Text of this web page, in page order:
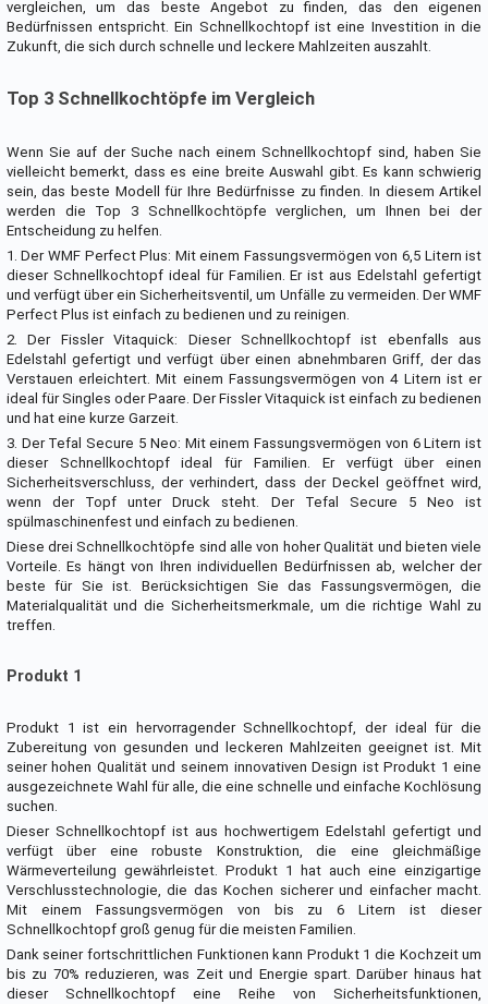
vergleichen, um das beste Angebot zu finden, das den eigenen
Bedürfnissen entspricht. Ein Schnellkochtopf ist eine Investition in die
Zukunft, die sich durch schnelle und leckere Mahlzeiten auszahlt.
Top 3 Schnellkochtöpfe im Vergleich
Wenn Sie auf der Suche nach einem Schnellkochtopf sind, haben Sie
vielleicht bemerkt, dass es eine breite Auswahl gibt. Es kann schwierig
sein, das beste Modell für Ihre Bedürfnisse zu finden. In diesem Artikel
werden die Top 3 Schnellkochtöpfe verglichen, um Ihnen bei der
Entscheidung zu helfen.
1. Der WMF Perfect Plus: Mit einem Fassungsvermögen von 6,5 Litern ist
dieser Schnellkochtopf ideal für Familien. Er ist aus Edelstahl gefertigt
und verfügt über ein Sicherheitsventil, um Unfälle zu vermeiden. Der WMF
Perfect Plus ist einfach zu bedienen und zu reinigen.
2. Der Fissler Vitaquick: Dieser Schnellkochtopf ist ebenfalls aus
Edelstahl gefertigt und verfügt über einen abnehmbaren Griff, der das
Verstauen erleichtert. Mit einem Fassungsvermögen von 4 Litern ist er
ideal für Singles oder Paare. Der Fissler Vitaquick ist einfach zu bedienen
und hat eine kurze Garzeit.
3. Der Tefal Secure 5 Neo: Mit einem Fassungsvermögen von 6 Litern ist
dieser Schnellkochtopf ideal für Familien. Er verfügt über einen
Sicherheitsverschluss, der verhindert, dass der Deckel geöffnet wird,
wenn der Topf unter Druck steht. Der Tefal Secure 5 Neo ist
spülmaschinenfest und einfach zu bedienen.
Diese drei Schnellkochtöpfe sind alle von hoher Qualität und bieten viele
Vorteile. Es hängt von Ihren individuellen Bedürfnissen ab, welcher der
beste für Sie ist. Berücksichtigen Sie das Fassungsvermögen, die
Materialqualität und die Sicherheitsmerkmale, um die richtige Wahl zu
treffen.
Produkt 1
Produkt 1 ist ein hervorragender Schnellkochtopf, der ideal für die
Zubereitung von gesunden und leckeren Mahlzeiten geeignet ist. Mit
seiner hohen Qualität und seinem innovativen Design ist Produkt 1 eine
ausgezeichnete Wahl für alle, die eine schnelle und einfache Kochlösung
suchen.
Dieser Schnellkochtopf ist aus hochwertigem Edelstahl gefertigt und
verfügt über eine robuste Konstruktion, die eine gleichmäßige
Wärmeverteilung gewährleistet. Produkt 1 hat auch eine einzigartige
Verschlusstechnologie, die das Kochen sicherer und einfacher macht.
Mit einem Fassungsvermögen von bis zu 6 Litern ist dieser
Schnellkochtopf groß genug für die meisten Familien.
Dank seiner fortschrittlichen Funktionen kann Produkt 1 die Kochzeit um
bis zu 70% reduzieren, was Zeit und Energie spart. Darüber hinaus hat
dieser Schnellkochtopf eine Reihe von Sicherheitsfunktionen,